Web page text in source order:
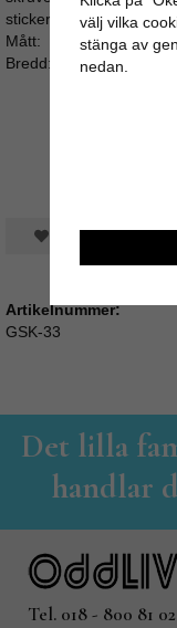
sticker för långt ut i
Mått:
Bredd: 3cm / Djup: 4cm
Spara som
Artikelnummer:
GSK-33
Det lilla
handlar
Tel. 018 - 800 81 02
välj vilka
stänga av
nedan.